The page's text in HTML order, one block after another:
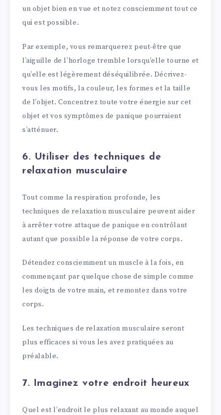
un objet bien en vue et notez consciemment tout ce
qui est possible.
Par exemple, vous remarquerez peut-être que
l’aiguille de l’horloge tremble lorsqu’elle tourne et
qu’elle est légèrement déséquilibrée. Décrivez-
vous les motifs, la couleur, les formes et la taille
de l’objet. Concentrez toute votre énergie sur cet
objet et vos symptômes de panique pourraient
s’atténuer.
6. Utiliser des techniques de
relaxation musculaire
Tout comme la respiration profonde, les
techniques de relaxation musculaire peuvent aider
à arrêter votre attaque de panique en contrôlant
autant que possible la réponse de votre corps.
Détendez consciemment un muscle à la fois, en
commençant par quelque chose de simple comme
les doigts de votre main, et remontez dans votre
corps.
Les techniques de relaxation musculaire seront
plus efficaces si vous les avez pratiquées au
préalable.
7. Imaginez votre endroit heureux
Quel est l’endroit le plus relaxant au monde auquel